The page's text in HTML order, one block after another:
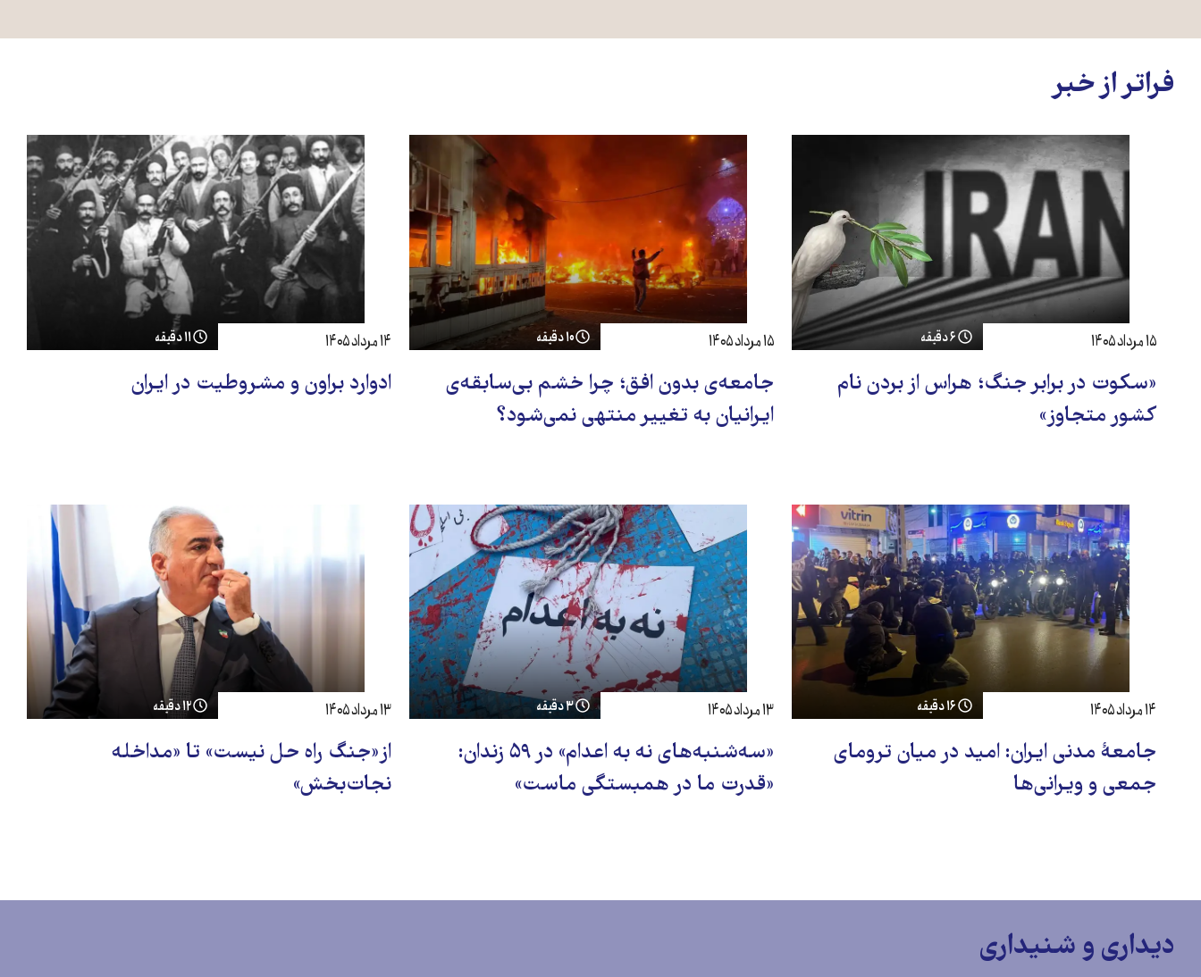
فراتر از خبر
«سکوت در برابر جنگ؛ هراس از بردن نام
کشور متجاوز»
۱۵ مرداد ۱۴۰۵ ۶ دقیقه
جامعه‌ی بدون افق؛ چرا خشم بی‌سابقه‌ی
ایرانیان به تغییر منتهی نمی‌شود؟
۱۵ مرداد ۱۴۰۵ ۱۰ دقیقه
ادوارد براون و مشروطیت در ایران
۱۴ مرداد ۱۴۰۵ ۱۱ دقیقه
جامعهٔ مدنی ایران: امید در میان ترومای
جمعی و ویرانی‌ها
۱۴ مرداد ۱۴۰۵ ۱۶ دقیقه
«سه‌شنبه‌های نه به اعدام» در ۵۹ زندان:
«قدرت ما در همبستگی ماست»
۱۳ مرداد ۱۴۰۵ ۳ دقیقه
از‌«جنگ راه حل نیست» تا «مداخله
نجات‌بخش»
۱۳ مرداد ۱۴۰۵ ۱۲ دقیقه
دیداری و شنیداری